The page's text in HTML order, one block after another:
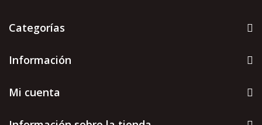
Categorías
Información
Mi cuenta